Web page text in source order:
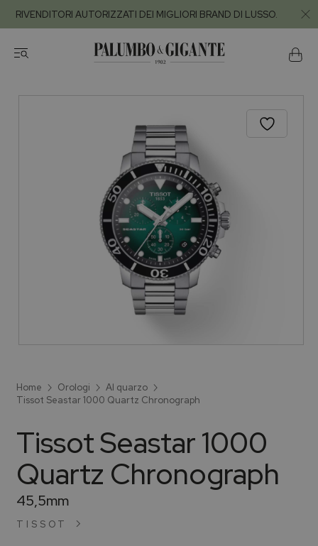
RIVENDITORI AUTORIZZATI DEI MIGLIORI BRAND DI LUSSO.
Home Orologi
Al quarzo
Tissot Seastar 1000 Quartz Chronograph
TISSOT
Tissot Seastar 1000
Quartz Chronograph
45,5mm